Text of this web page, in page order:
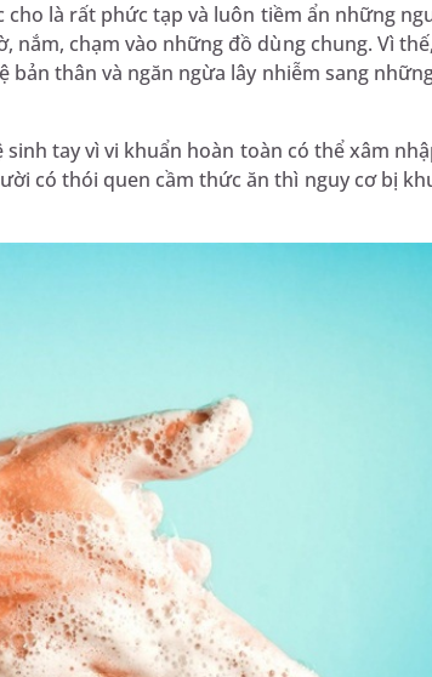
là rất phức tạp và luôn tiềm ẩn những
chạm vào những đồ dùng chung. Vì
thân và ngăn ngừa lây nhiễm sang
tay vì vi khuẩn hoàn toàn có thể xâm
có thói quen cầm thức ăn thì nguy cơ bị